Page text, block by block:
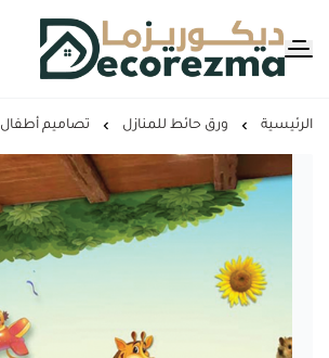
Decorezma
الرئيسية ورق حائط للمنازل تصاميم أطفال